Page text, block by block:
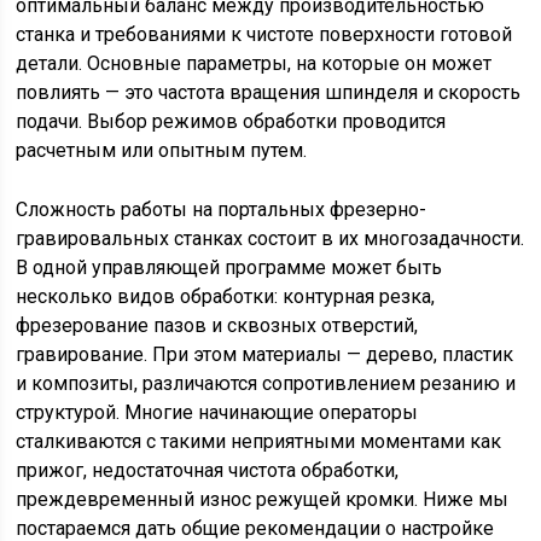
оптимальный баланс между производительностью
станка и требованиями к чистоте поверхности готовой
детали. Основные параметры, на которые он может
повлиять — это частота вращения шпинделя и скорость
подачи. Выбор режимов обработки проводится
расчетным или опытным путем.
Сложность работы на портальных фрезерно-
гравировальных станках состоит в их многозадачности.
В одной управляющей программе может быть
несколько видов обработки: контурная резка,
фрезерование пазов и сквозных отверстий,
гравирование. При этом материалы — дерево, пластик
и композиты, различаются сопротивлением резанию и
структурой. Многие начинающие операторы
сталкиваются с такими неприятными моментами как
прижог, недостаточная чистота обработки,
преждевременный износ режущей кромки. Ниже мы
постараемся дать общие рекомендации о настройке